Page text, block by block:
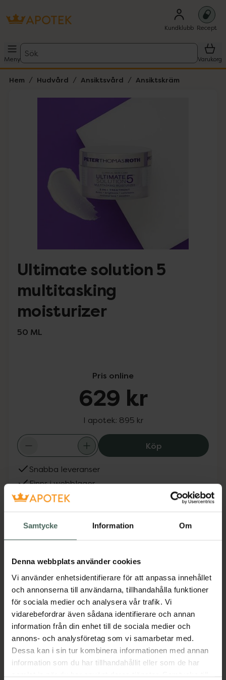
Samtycke Information Om
Denna webbplats använder cookies
Vi använder enhetsidentifierare för att anpassa innehållet
och annonserna till användarna, tillhandahålla funktioner
för sociala medier och analysera vår trafik. Vi
vidarebefordrar även sådana identifierare och annan
information från din enhet till de sociala medier och
annons- och analysföretag som vi samarbetar med.
Dessa kan i sin tur kombinera informationen med annan
information som du har tillhandahållit eller som de har
samlat in när du har använt deras tjänster. Samtycke till
Kundklubb Recept
Meny
Sök
Varukorg
Hem Hudvård Ansiktsvård Ansiktskräm
Lista: . Innehåller 1 objekt.
Ultimate solution 5
multitasking
moisturizer
50 ML
Pris online
629 kr
I apotek: 895 kr
KöpUltimate
Snabba leveranser
Finns i webblager
Aktuella erbjudanden
Beskrivning
Jämförpris 17,90 kr/ml
EAN:00670367018347
Kategorier:
AnsiktskrämAnsiktsvård Hudvård
Omdömen Visa